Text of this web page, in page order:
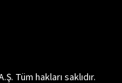
Tüm hakları saklıdır.